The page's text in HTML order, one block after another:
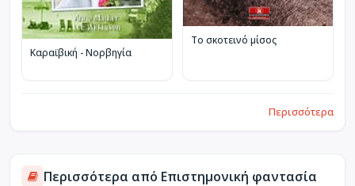
Καραϊβική - Νορβηγία
Το σκοτεινό μίσος
Περισσότερα
Περισσότερα από Επιστημονική φαντασία